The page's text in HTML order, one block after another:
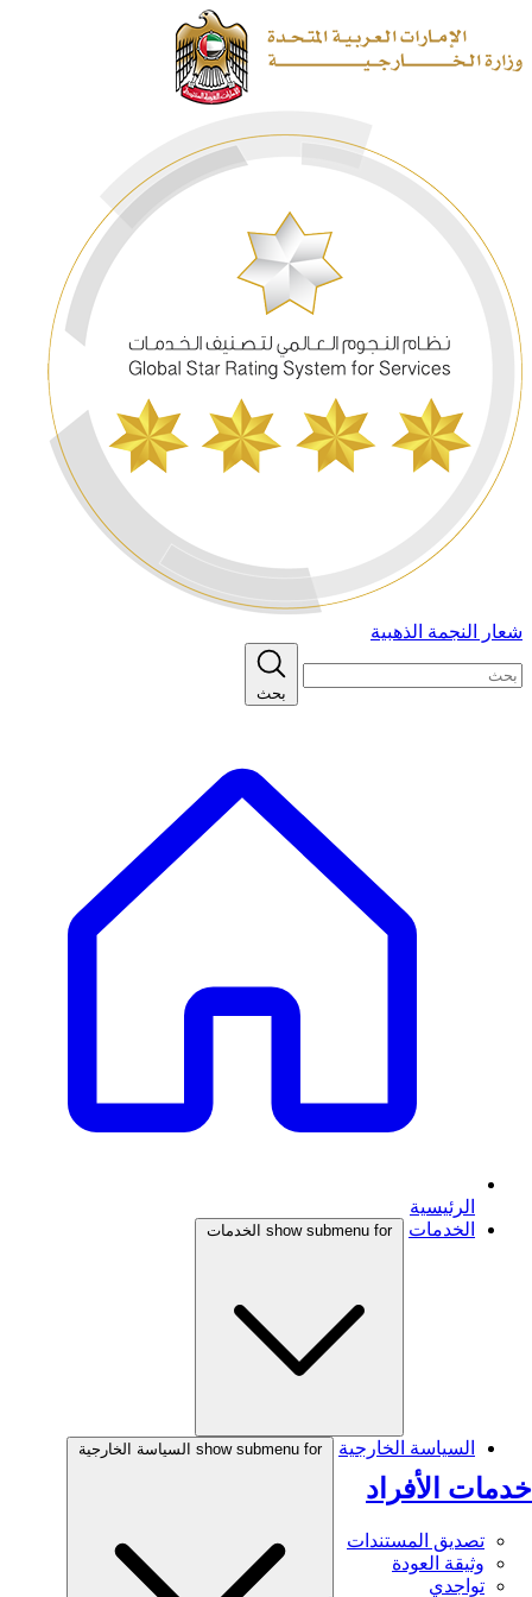
شعار النجمة الذهبية
بحث
الرئيسية
الخدمات
show submenu for الخدمات
خدمات الأفراد
تصديق المستندات
وثيقة العودة
تواجدي
السياسة الخارجية show submenu for السياسة الخارجية